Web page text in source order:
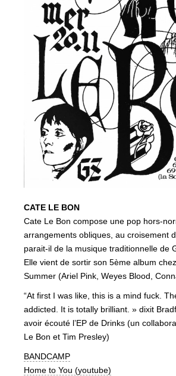
CATE LE BON
Cate Le Bon compose une pop hors-
arrangements obliques, au croisement
parait-il de la musique traditionnelle de
Elle vient de sortir son 5ème album
Summer (Ariel Pink, Weyes Blood,
“At first I was like, this is a mind fuck.
addicted. It is totally brilliant. » dixit
avoir écouté l’EP de Drinks (un
Le Bon et Tim Presley)
BANDCAMP
Home to You (youtube)